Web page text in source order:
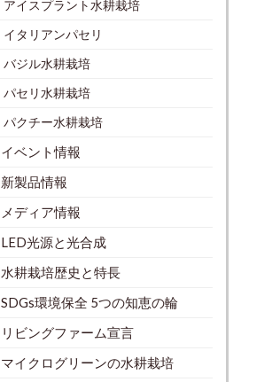
アイスプラント水耕栽培
イタリアンパセリ
バジル水耕栽培
パセリ水耕栽培
パクチー水耕栽培
イベント情報
新製品情報
メディア情報
LED光源と光合成
水耕栽培歴史と特長
SDGs環境保全 5つの知恵の輪
リビングファーム宣言
マイクログリーンの水耕栽培